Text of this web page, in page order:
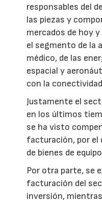
responsables del
las piezas y
mercados de hoy y
el segmento de la
médico, de las
espacial y
con la
Justamente el
en los últimos
se ha visto
facturación, por el
de bienes de
Por otra parte, se
facturación del
inversión,